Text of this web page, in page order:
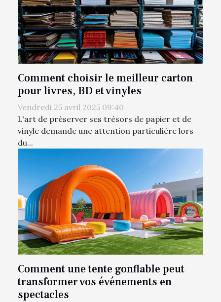
Comment choisir le meilleur carton
pour livres, BD et vinyles
Vendredi 25 avril 2025 09:40
L'art de préserver ses trésors de papier et de
vinyle demande une attention particulière lors
du...
Comment une tente gonflable peut
transformer vos événements en
spectacles